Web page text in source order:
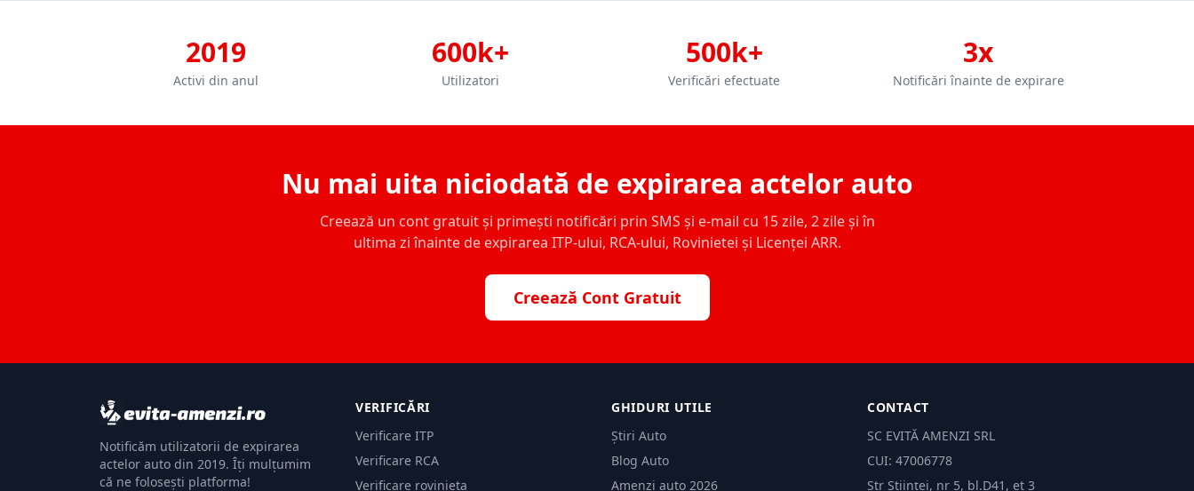
2019
Activi din anul
600k+
Utilizatori
500k+
Verificări efectuate
3x
Notificări înainte de expirare
Nu mai uita niciodată de expirarea actelor auto
Creează un cont gratuit și primești notificări prin SMS și e-mail cu 15 zile, 2 zile și în
ultima zi înainte de expirarea ITP-ului, RCA-ului, Rovinietei și Licenței ARR.
Creează Cont Gratuit
Notificăm utilizatorii de expirarea
actelor auto din 2019. Îți mulțumim
că ne folosești platforma!
VERIFICĂRI
Verificare ITP
Verificare RCA
Verificare rovinieta
GHIDURI UTILE
Știri Auto
Blog Auto
Amenzi auto 2026
CONTACT
SC EVITĂ AMENZI SRL
CUI: 47006778
Str Științei, nr 5, bl.D41, et 3